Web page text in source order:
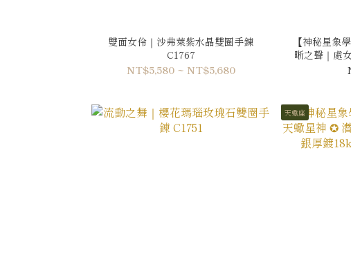
雙面女伶｜沙弗萊紫水晶雙圈手鍊
C1767
NT$5,580 ~ NT$5,680
【神秘星象
晰之聲｜處
天蠍座